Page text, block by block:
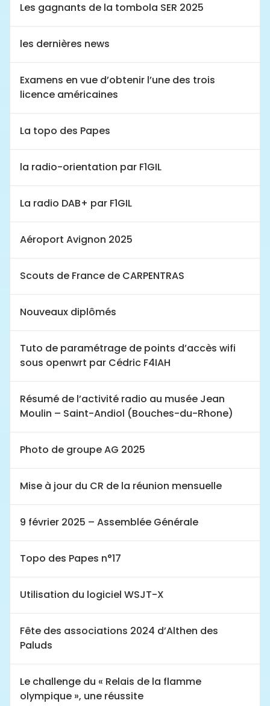
Les gagnants de la tombola SER 2025
les dernières news
Examens en vue d’obtenir l’une des trois
licence américaines
La topo des Papes
la radio-orientation par F1GIL
La radio DAB+ par F1GIL
Aéroport Avignon 2025
Scouts de France de CARPENTRAS
Nouveaux diplômés
Tuto de paramétrage de points d’accès wifi
sous openwrt par Cédric F4IAH
Résumé de l’activité radio au musée Jean
Moulin – Saint-Andiol (Bouches-du-Rhone)
Photo de groupe AG 2025
Mise à jour du CR de la réunion mensuelle
9 février 2025 – Assemblée Générale
Topo des Papes n°17
Utilisation du logiciel WSJT-X
Fête des associations 2024 d’Althen des
Paluds
Le challenge du « Relais de la flamme
olympique », une réussite